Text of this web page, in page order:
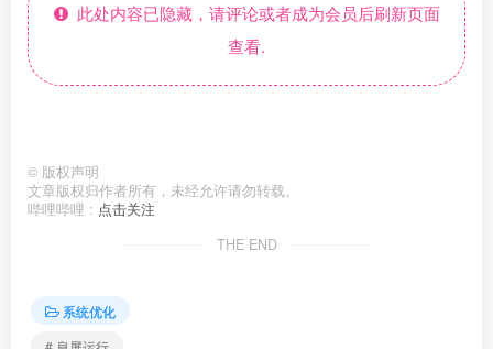
此处内容已隐藏，请评论或者成为会员后刷新页面
查看.
© 版权声明
文章版权归作者所有，未经允许请勿转载。
哔哩哔哩 : 点击关注
THE END
系统优化